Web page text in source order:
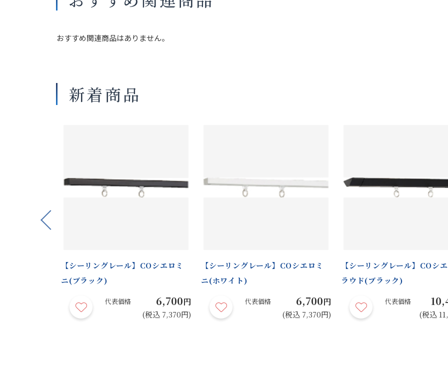
おすすめ関連商品はありません。
新着商品
Previous
【シーリングレール】COシエロミ
ニ(ブラック)
代表価格 6,700円
(税込 7,370円)
【シーリングレール】COシエロミ
ニ(ホワイト)
代表価格 6,700円
(税込 7,370円)
【シーリングレール】COシ
ラウド(ブラック)
代表価格
(税込